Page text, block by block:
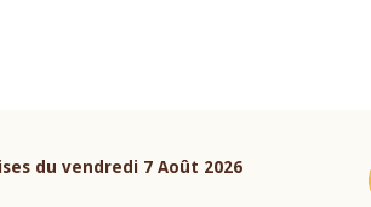
du vendredi 7 Août 2026